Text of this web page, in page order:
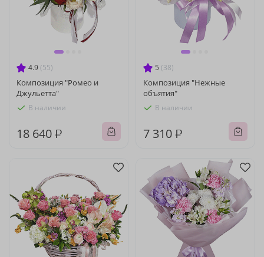
4.9 (55)
Композиция "Ромео и
Джульетта"
В наличии
18 640 ₽
5 (38)
Композиция "Нежные
объятия"
В наличии
7 310 ₽